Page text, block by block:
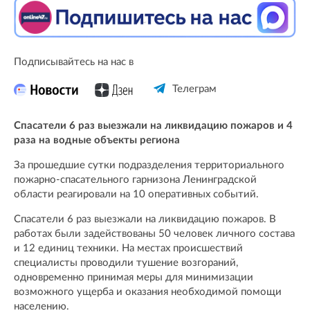
Подписывайтесь на нас в
Телеграм
Спасатели 6 раз выезжали на ликвидацию пожаров и 4
раза на водные объекты региона
За прошедшие сутки подразделения территориального
пожарно-спасательного гарнизона Ленинградской
области реагировали на 10 оперативных событий.
Спасатели 6 раз выезжали на ликвидацию пожаров. В
работах были задействованы 50 человек личного состава
и 12 единиц техники. На местах происшествий
специалисты проводили тушение возгораний,
одновременно принимая меры для минимизации
возможного ущерба и оказания необходимой помощи
населению.